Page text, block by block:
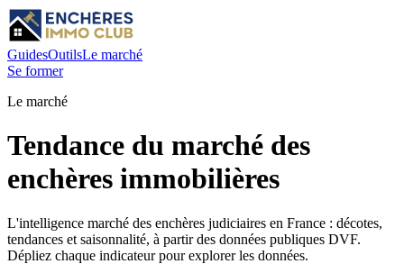
GuidesOutilsLe marché
Se former
Le marché
Tendance du marché des
enchères immobilières
L'intelligence marché des enchères judiciaires en France : décotes,
tendances et saisonnalité, à partir des données publiques DVF.
Dépliez chaque indicateur pour explorer les données.